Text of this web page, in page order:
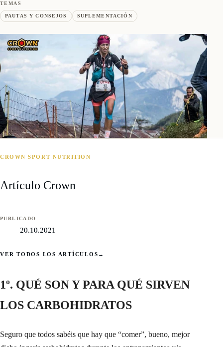
TEMAS
PAUTAS Y CONSEJOS SUPLEMENTACIÓN
CROWN SPORT NUTRITION
Artículo Crown
PUBLICADO
20.10.2021
VER TODOS LOS ARTÍCULOS →
1º. QUÉ SON Y PARA QUÉ SIRVEN
LOS CARBOHIDRATOS
Seguro que todos sabéis que hay que “comer”, bueno, mejor